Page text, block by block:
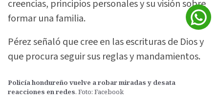
creencias, principios personales y su visión sobre
formar una familia.
Pérez señaló que cree en las escrituras de Dios y
que procura seguir sus reglas y mandamientos.
Policía hondureño vuelve a robar miradas y desata
reacciones en redes. Foto: Facebook